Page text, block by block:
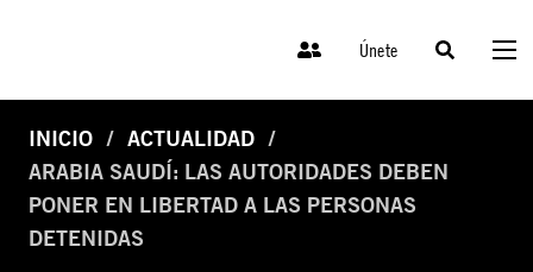
Únete
INICIO
ACTUALIDAD
ARABIA SAUDÍ: LAS AUTORIDADES DEBEN
PONER EN LIBERTAD A LAS PERSONAS
DETENIDAS